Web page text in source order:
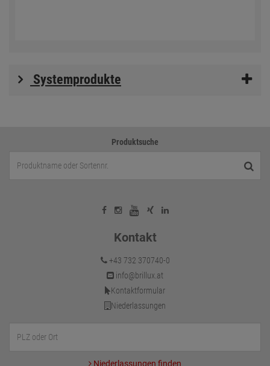
Systemprodukte
Produktsuche
Kontakt
+43 732 370740-0
info@brillux.at
Kontaktformular
Niederlassungen
Niederlassungen finden